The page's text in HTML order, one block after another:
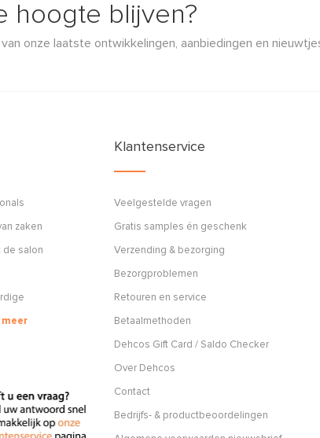
hoogte blijven?
onze laatste ontwikkelingen, aanbiedingen en
zaken
de salon
meer
Klantenservice
Veelgestelde vragen
Gratis samples én geschenk
Verzending & bezorging
Bezorgproblemen
Retouren en service
Betaalmethoden
Dehcos Gift Card / Saldo Checker
Over Dehcos
Contact
Bedrijfs- & productbeoordelingen